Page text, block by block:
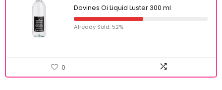
Davines Oi Liquid Luster 300 ml
Already Sold: 52%
0